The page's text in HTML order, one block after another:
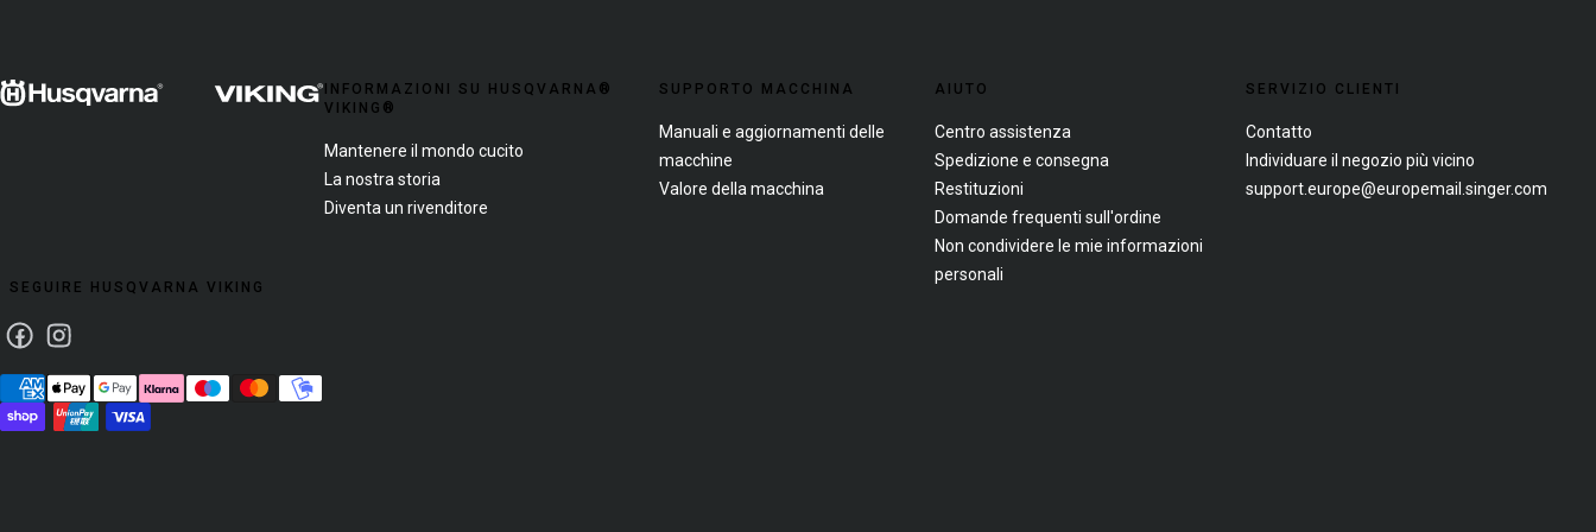
SEGUIRE HUSQVARNA VIKING
Facebook
Instagram
INFORMAZIONI SU HUSQVARNA®
VIKING®
Mantenere il mondo cucito
La nostra storia
Diventa un rivenditore
SUPPORTO MACCHINA
Manuali e aggiornamenti delle
macchine
Valore della macchina
AIUTO
Centro assistenza
Spedizione e consegna
Restituzioni
Domande frequenti sull'ordine
Non condividere le mie informazioni
personali
SERVIZIO CLIENTI
Contatto
Individuare il negozio più vicino
support.europe@europemail.singer.com